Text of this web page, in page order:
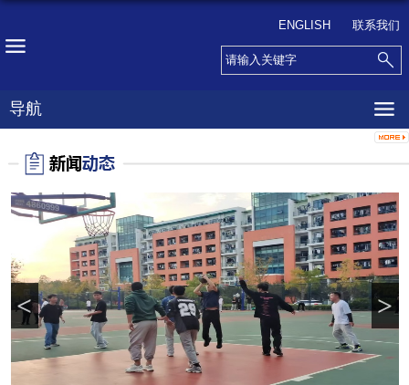
ENGLISH 联系我们
导航
< >